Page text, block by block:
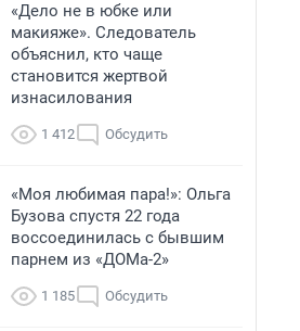
«Дело не в юбке или
макияже». Следователь
объяснил, кто чаще
становится жертвой
изнасилования
1 412 Обсудить
«Моя любимая пара!»: Ольга
Бузова спустя 22 года
воссоединилась с бывшим
парнем из «ДОМа-2»
1 185 Обсудить